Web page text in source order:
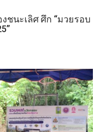
ชนะเลิศ ศึก “มวยรอบ